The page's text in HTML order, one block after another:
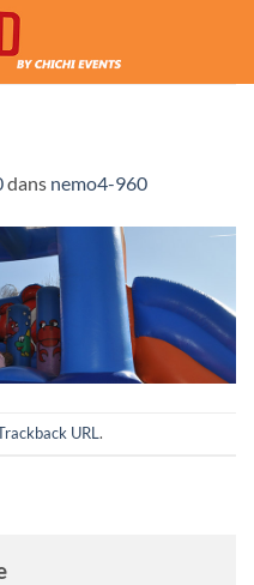
dans nemo4-960
URL.